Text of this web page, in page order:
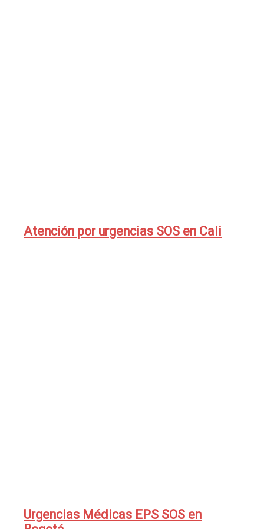
Atención por urgencias SOS en Cali
Urgencias Médicas EPS SOS en